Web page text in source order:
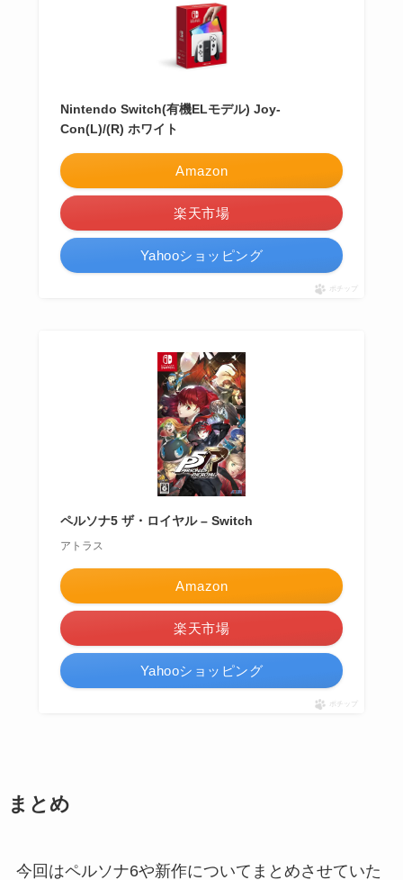
Nintendo Switch(有機ELモデル) Joy-
Con(L)/(R) ホワイト
Amazon
楽天市場
Yahooショッピング
ポチップ
ペルソナ5 ザ・ロイヤル – Switch
アトラス
Amazon
楽天市場
Yahooショッピング
ポチップ
まとめ
今回はペルソナ6や新作についてまとめさせていた